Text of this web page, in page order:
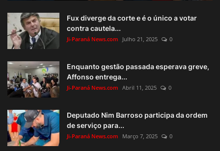
Fux diverge da corte e é o único a votar
contra cautela...
Ji-Paraná News.com Julho 21, 2025 0
Enquanto gestão passada esperava greve,
Affonso entrega...
Ji-Paraná News.com Abril 11, 2025 0
Deputado Nim Barroso participa da ordem
de serviço para...
Ji-Paraná News.com Março 7, 2025 0